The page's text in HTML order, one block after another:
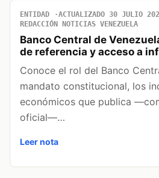
ENTIDAD ACTUALIZADO 30 JULIO
REDACCIÓN NOTICIAS VENEZUELA
Banco Central de
de referencia y acceso a
Conoce el rol del Banco
mandato constitucional, los
económicos que publica
oficial—…
Leer nota